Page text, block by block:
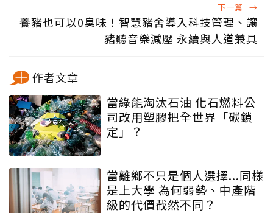
下一篇 →
養豬也可以0臭味！智慧豬舍導入科技管理、讓
豬聽音樂減壓 永續與人道兼具
作者文章
當綠能淘汰石油 化石燃料公
司改用塑膠把全世界「碳鎖
定」？
當離鄉不只是個人選擇...同樣
是上大學 為何弱勢、中產階
級的代價截然不同？